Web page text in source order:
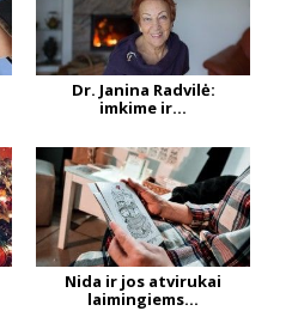
Dr. Janina Radvilė:
imkime ir...
Nida ir jos atvirukai
laimingiems...